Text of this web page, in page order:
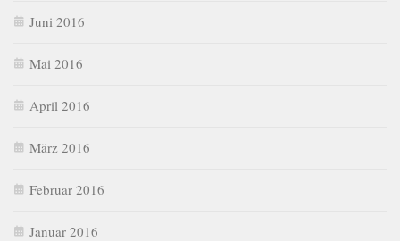
Juni 2016
Mai 2016
April 2016
März 2016
Februar 2016
Januar 2016